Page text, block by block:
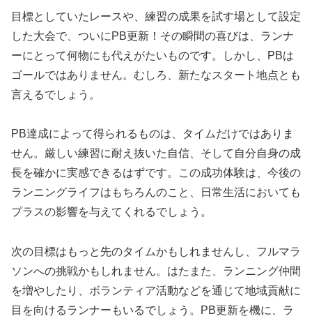
目標としていたレースや、練習の成果を試す場として設定
した大会で、ついにPB更新！ その瞬間の喜びは、ランナ
ーにとって何物にも代えがたいものです。
しかし、PBは
ゴールではありません。むしろ、新たなスタート地点とも
言えるでしょう。
PB達成によって得られるものは、タイムだけではありま
せん。 厳しい練習に耐え抜いた自信、そして自分自身の成
長を確かに実感できるはずです。この成功体験は、今後の
ランニングライフはもちろんのこと、日常生活においても
プラスの影響を与えてくれるでしょう。
次の目標はもっと先のタイムかもしれませんし、フルマラ
ソンへの挑戦かもしれません。はたまた、ランニング仲間
を増やしたり、ボランティア活動などを通じて地域貢献に
目を向けるランナーもいるでしょう。
PB更新を機に、ラ